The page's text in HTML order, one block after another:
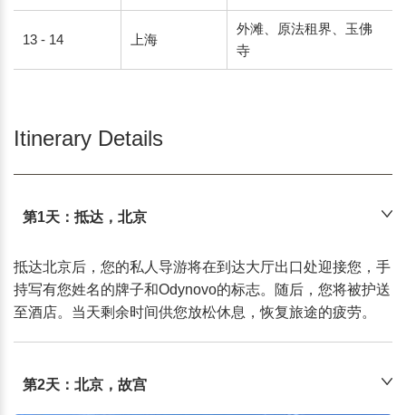
13 - 14 上海
外滩、原法租界、玉佛
寺
Itinerary Details
第1天：抵达，北京
抵达北京后，您的私人导游将在到达大厅出口处迎接您，手
持写有您姓名的牌子和Odynovo的标志。随后，您将被护送
至酒店。当天剩余时间供您放松休息，恢复旅途的疲劳。
第2天：北京，故宫